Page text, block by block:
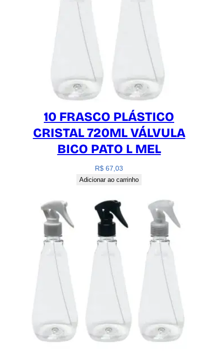
10 FRASCO PLÁSTICO
CRISTAL 720ML VÁLVULA
BICO PATO L MEL
R$ 67,03
Adicionar ao carrinho